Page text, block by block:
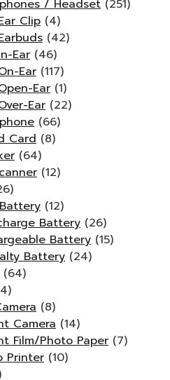
/ Headset (251)
Clip (4)
(42)
Ear (46)
Ear (117)
Ear (1)
Ear (22)
(66)
Card (8)
(64)
(12)
(12)
Battery (26)
Battery (15)
Battery (24)
(64)
(8)
Camera (14)
Film/Photo Paper (7)
Printer (10)